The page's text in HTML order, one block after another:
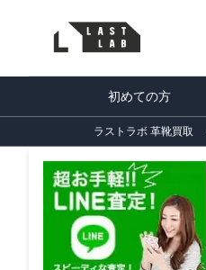
初めての方
ラストラボ 革靴買取